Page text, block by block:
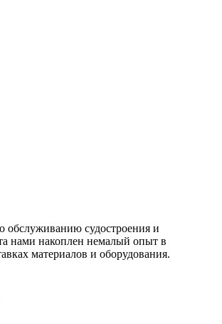
обслуживанию судостроения и
нами накоплен немалый опыт в
материалов и оборудования.